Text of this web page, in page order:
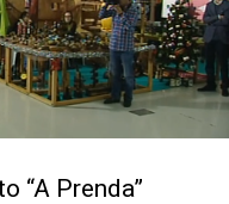
“A Prenda”